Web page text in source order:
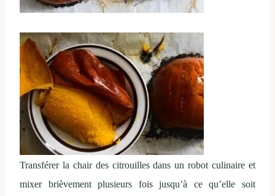
Transférer la chair des citrouilles dans un robot culinaire et
mixer brièvement plusieurs fois jusqu’à ce qu’elle soit